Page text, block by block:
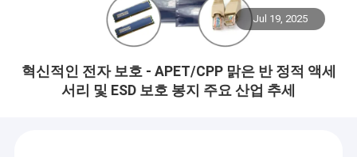
Jul 19, 2025
혁신적인 전자 보호 - APET/CPP 맑은 반 정적 액세
서리 및 ESD 보호 봉지 주요 산업 추세